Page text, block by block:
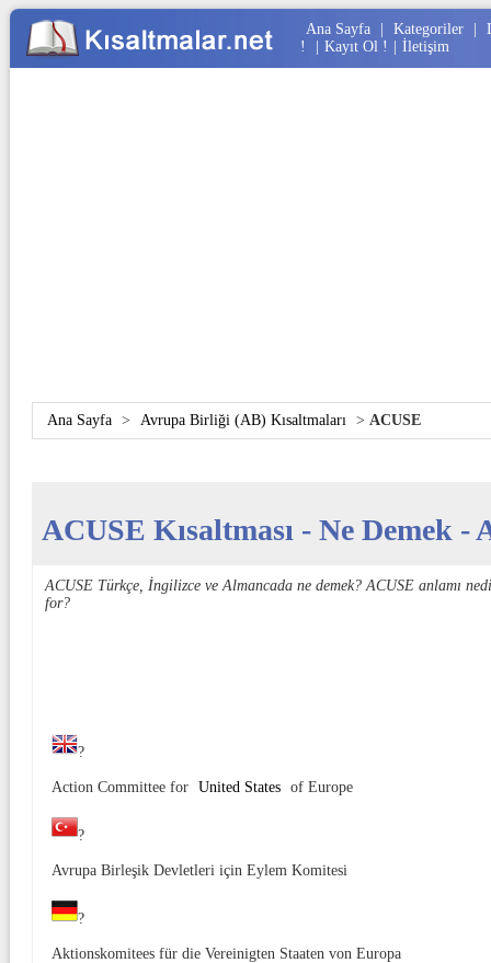
Ana Sayfa Kategoriler
!
Kayıt Ol ! İletişim
Ana Sayfa > Avrupa Birliği (AB) Kısaltmaları > ACUSE
ACUSE Kısaltması - Ne Demek -
ACUSE Türkçe, İngilizce ve Almancada ne demek? ACUSE anlamı
for?
?
Action Committee for United States of Europe
?
Avrupa Birleşik Devletleri için Eylem Komitesi
?
Aktionskomitees für die Vereinigten Staaten von Europa